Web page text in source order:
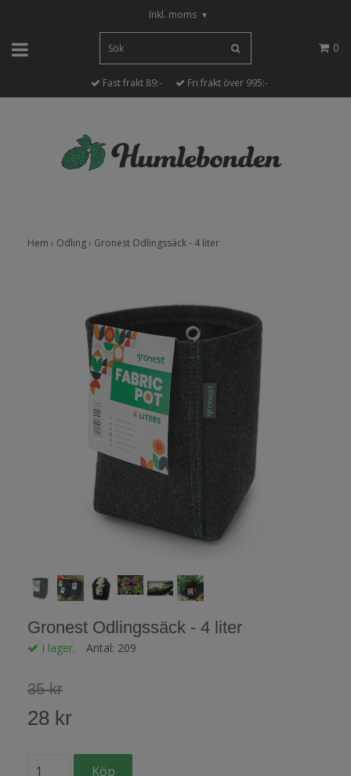
Inkl. moms ▾
0
Fast frakt 89:- Fri frakt över 995:-
Hem › Odling› Gronest Odlingssäck - 4 liter
Gronest Odlingssäck - 4 liter
I lager. Antal: 209
35 kr
28 kr